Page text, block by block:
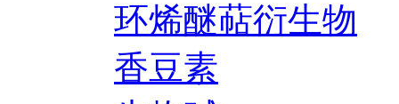
环烯醚萜衍生物
香豆素